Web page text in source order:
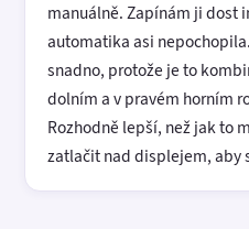
manuálně. Zapínám ji dost
automatika asi
snadno, protože je to
dolním a v pravém horním
Rozhodně lepší, než jak to
zatlačit nad displejem, aby